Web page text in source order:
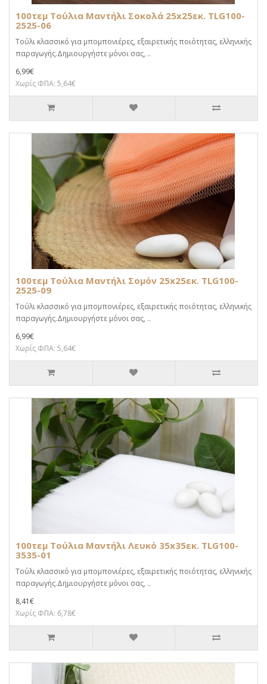
100τεμ Τούλια Μαντήλι Σοκολά 25x25εκ. TLG100-
2525-06
Τούλι κλασσικό για μπομπονιέρες, εξαιρετικής ποιότητας, ελληνικής
παραγωγής.Δημιουργήστε μόνοι σας, ..
6,99€
Χωρίς ΦΠΑ: 5,64€
100τεμ Τούλια Μαντήλι Σομόν 25x25εκ. TLG100-
2525-09
Τούλι κλασσικό για μπομπονιέρες, εξαιρετικής ποιότητας, ελληνικής
παραγωγής.Δημιουργήστε μόνοι σας, ..
6,99€
Χωρίς ΦΠΑ: 5,64€
100τεμ Τούλια Μαντήλι Λευκό 35x35εκ. TLG100-
3535-01
Τούλι κλασσικό για μπομπονιέρες, εξαιρετικής ποιότητας, ελληνικής
παραγωγής.Δημιουργήστε μόνοι σας, ..
8,41€
Χωρίς ΦΠΑ: 6,78€